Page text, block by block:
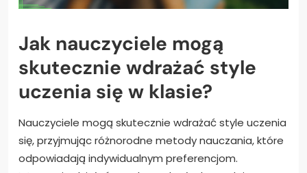
Jak nauczyciele mogą
skutecznie wdrażać style
uczenia się w klasie?
Nauczyciele mogą skutecznie wdrażać style uczenia
się, przyjmując różnorodne metody nauczania, które
odpowiadają indywidualnym preferencjom.